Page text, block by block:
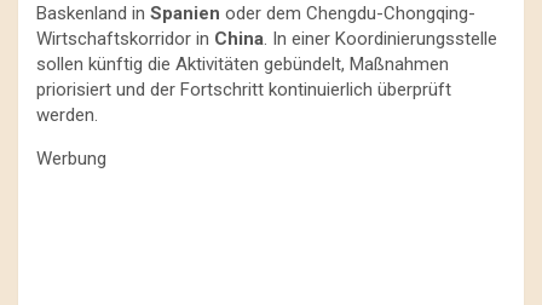
Baskenland in Spanien oder dem Chengdu-Chongqing-
Wirtschaftskorridor in China. In einer Koordinierungsstelle
sollen künftig die Aktivitäten gebündelt, Maßnahmen
priorisiert und der Fortschritt kontinuierlich überprüft
werden.
Werbung